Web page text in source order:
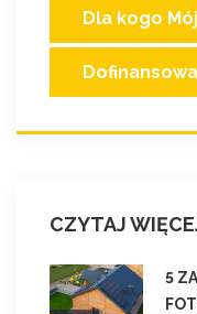
Dla kogo
CZYTAJ
5